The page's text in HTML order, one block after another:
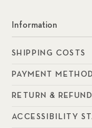
Information
SHIPPING COSTS
PAYMENT
RETURN &
ACCESSIBILITY